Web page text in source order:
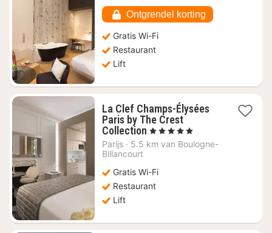
271,96
Ontgrendel korting
Gratis Wi-Fi
Restaurant
Lift
La Clef Champs-Élysées
Paris by The Crest
Collection 1
nacht
363,64
, 5 Sterren
Parijs · 5.5 km van Boulogne-
Billancourt
Gratis Wi-Fi
Restaurant
Lift